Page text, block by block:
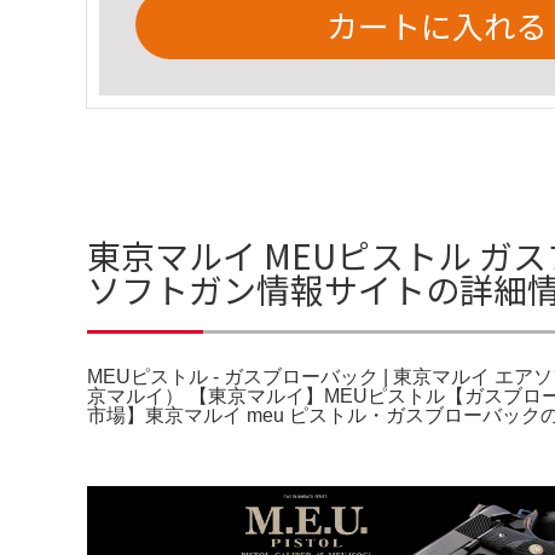
カートに入れる
東京マルイ MEUピストル ガ
ソフトガン情報サイトの詳細
MEUピストル - ガスブローバック | 東京マルイ エア
京マルイ） 【東京マルイ】MEUピストル【ガスブ
市場】東京マルイ meu ピストル・ガスブローバッ